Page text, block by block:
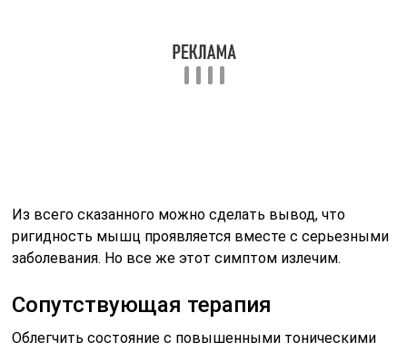
проводить с ним массаж.
Травяные настои. Повязки, лечебные ванночки с
нектаром. Процедуру делают на 1 ночь,
предварительно лист мнут, пока он не пустит сок.
Далее, смазывают продуктом пчеловодства и
компресс фиксируют бинтом.